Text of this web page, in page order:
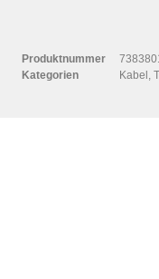
Produktnummer
Kategorien
Kabel ,